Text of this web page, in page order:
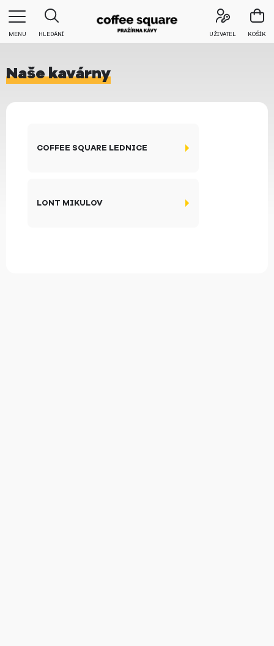
MENU HLEDÁNÍ UŽIVATEL KOŠÍK
Naše kavárny
COFFEE SQUARE LEDNICE
LONT MIKULOV